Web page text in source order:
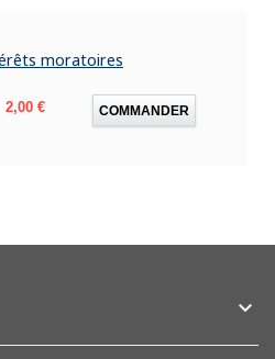
moratoires
Prix
2,00 € COMMANDER